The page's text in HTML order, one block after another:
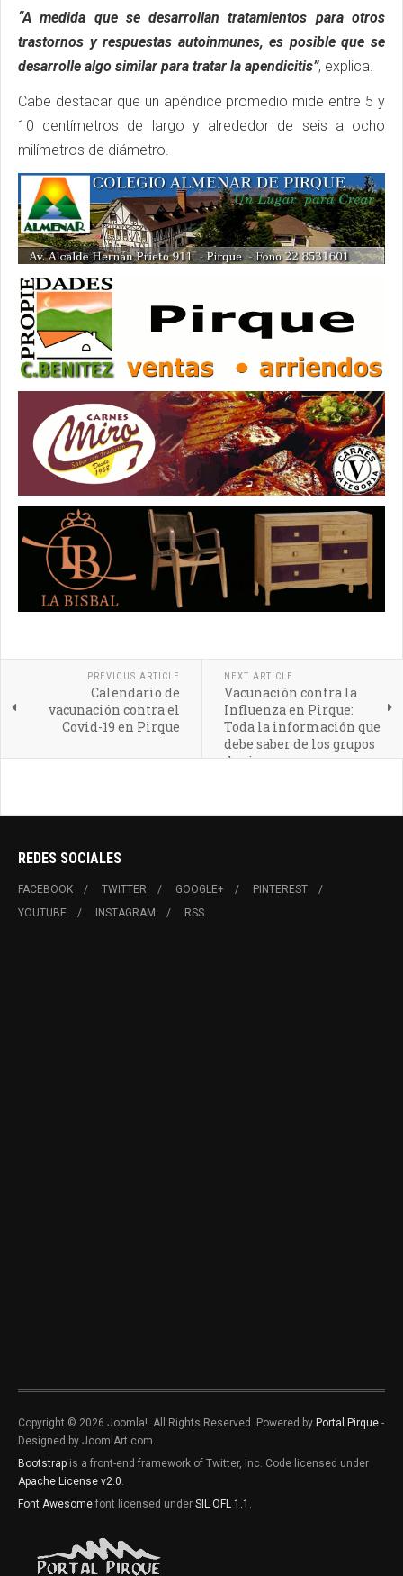
“A medida que se desarrollan tratamientos para otros
trastornos y respuestas autoinmunes, es posible que se
desarrolle algo similar para tratar la apendicitis”, explica.
Cabe destacar que un apéndice promedio mide entre 5 y
10 centímetros de largo y alrededor de seis a ocho
milímetros de diámetro.
PREVIOUS ARTICLE
Calendario de
vacunación contra el
Covid-19 en Pirque
NEXT ARTICLE
Vacunación contra la
Influenza en Pirque:
Toda la información que
debe saber de los grupos
de riesgo
REDES SOCIALES
FACEBOOK TWITTER GOOGLE+
PINTEREST
YOUTUBE
INSTAGRAM RSS
Copyright © 2026 Joomla!. All Rights Reserved. Powered by Portal Pirque -
Designed by JoomlArt.com.
Bootstrap is a front-end framework of Twitter, Inc. Code licensed under
Apache License v2.0.
Font Awesome font licensed under SIL OFL 1.1 .